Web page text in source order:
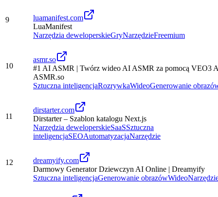
9
luamanifest.com
LuaManifest
Narzędzia deweloperskieGryNarzędzieFreemium
10
asmr.so
#1 AI ASMR | Twórz wideo AI ASMR za pomocą VEO3
ASMR.so
Sztuczna inteligencjaRozrywkaWideoGenerowanie
11
dirstarter.com
Dirstarter – Szablon katalogu Next.js
Narzędzia deweloperskieSaaSSztuczna
inteligencjaSEOAutomatyzacjaNarzędzie
12
dreamyify.com
Darmowy Generator Dziewczyn AI Online | Dreamyify
Sztuczna inteligencjaGenerowanie obrazówWideo